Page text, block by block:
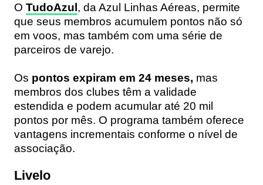
O TudoAzul, da Azul Linhas Aéreas, permite
que seus membros acumulem pontos não só
em voos, mas também com uma série de
parceiros de varejo.
Os pontos expiram em 24 meses, mas
membros dos clubes têm a validade
estendida e podem acumular até 20 mil
pontos por mês. O programa também oferece
vantagens incrementais conforme o nível de
associação.
Livelo